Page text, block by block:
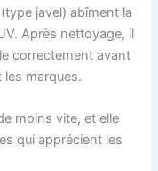
javel) abîment la
Après nettoyage, il
correctement avant
les marques.
moins vite, et elle
qui apprécient les